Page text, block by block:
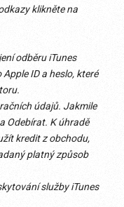
klikněte na
odběru iTunes
ID a heslo, které
údajů. Jakmile
Odebírat. K úhradě
kredit z obchodu,
platný způsob
služby iTunes